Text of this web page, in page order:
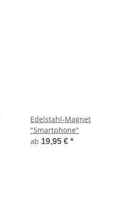
Edelstahl-Magnet
"Smartphone"
ab 19,95 € *